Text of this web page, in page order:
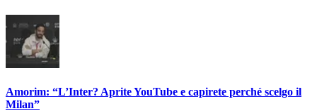
Amorim: “L’Inter? Aprite YouTube e capirete perché scelgo il
Milan”